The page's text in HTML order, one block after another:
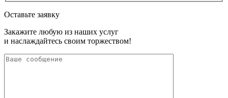
Оставьте заявку
Закажите любую из наших услуг
и наслаждайтесь своим торжеством!